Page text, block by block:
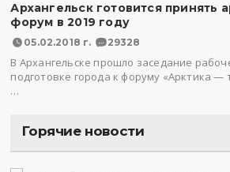
Архангельск готовится принять
форум в 2019 году
05.02.2018 г. 29328
В Архангельске прошло заседание
подготовке города к форуму «Арктика —
…
Горячие новости